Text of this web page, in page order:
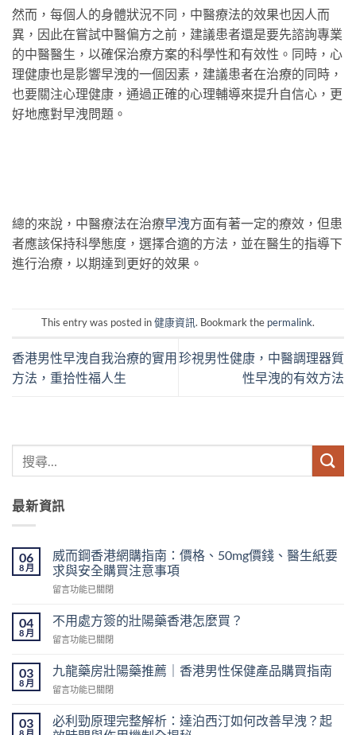
然而，每個人的身體狀況不同，中醫療法的效果也因人而
異，因此在嘗試中醫偏方之前，建議患者還是要先諮詢專業
的中醫醫生，以確保治療方案的科學性和有效性。同時，心
理健康也是影響早洩的一個因素，建議患者在治療的同時，
也要關注心理健康，通過正確的心理輔導來提升自信心，更
好地應對早洩問題。
總的來說，中醫療法在治療早洩方面有著一定的療效，但患
者應該保持科學態度，選擇合適的方法，並在醫生的指導下
進行治療，以期達到更好的效果。
This entry was posted in健康資訊. Bookmark the permalink.
香港男性早洩自我治療的實用
方法，重拾性福人生
珍視男性健康，中醫調理器質
性早洩的有效方法
最新資訊
06
8 月
威而鋼香港網購指南：價格、50mg價錢、醫生紙要
求與安全購買注意事項
在
而
鋼
香
網
購
指
價
留言功能已關閉
04
8 月
不用處方簽的壯陽藥香港怎麼買？
在
用
處
方
的
壯
留言功能已關閉
03
8 月
九龍藥房壯陽藥推薦｜香港男性保健產品購買指南
在
龍
藥
留言功能已關閉
03
8 月
必利勁原理完整解析：達泊西汀如何改善早洩？起